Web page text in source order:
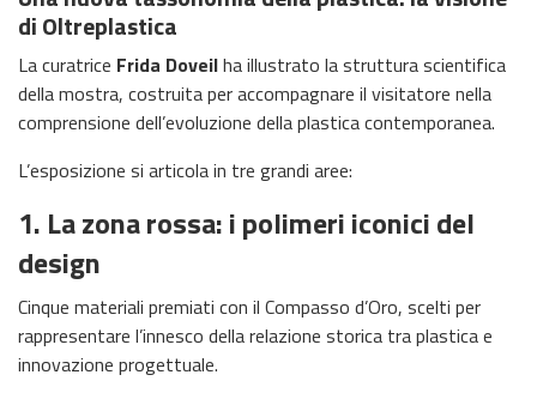
di Oltreplastica
La curatrice Frida Doveilha illustrato la struttura scientifica
della mostra, costruita per accompagnare il visitatore nella
comprensione dell’evoluzione della plastica contemporanea.
L’esposizione si articola in tre grandi aree:
1. La zona rossa: i polimeri iconici del
design
Cinque materiali premiati con il Compasso d’Oro, scelti per
rappresentare l’innesco della relazione storica tra plastica e
innovazione progettuale.